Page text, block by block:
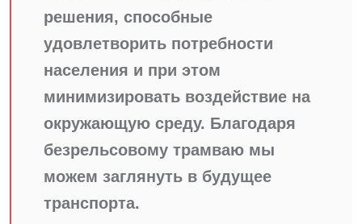
решения, способные
удовлетворить потребности
населения и при этом
минимизировать воздействие на
окружающую среду. Благодаря
безрельсовому трамваю мы
можем заглянуть в будущее
транспорта.